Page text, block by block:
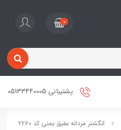
0
پشتیبانی 05133440005
انگشتر مردانه عقیق یمنی کد 2260